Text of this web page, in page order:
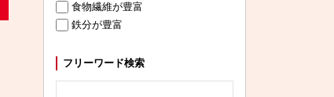
食物繊維が豊富
鉄分が豊富
フリーワード検索